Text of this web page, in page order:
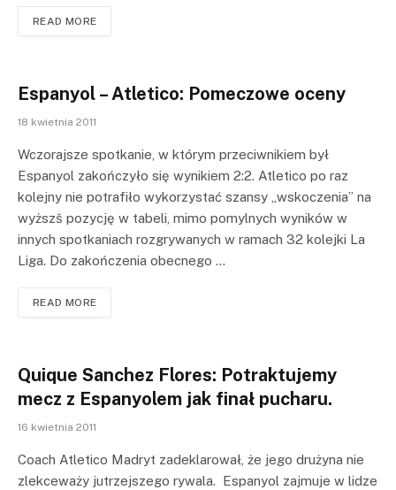
READ MORE
Espanyol – Atletico: Pomeczowe oceny
18 kwietnia 2011
Wczorajsze spotkanie, w którym przeciwnikiem był
Espanyol zakończyło się wynikiem 2:2. Atletico po raz
kolejny nie potrafiło wykorzystać szansy „wskoczenia” na
wyższš pozycję w tabeli, mimo pomylnych wyników w
innych spotkaniach rozgrywanych w ramach 32 kolejki La
Liga. Do zakończenia obecnego …
READ MORE
Quique Sanchez Flores: Potraktujemy
mecz z Espanyolem jak finał pucharu.
16 kwietnia 2011
Coach Atletico Madryt zadeklarował, że jego drużyna nie
zlekceważy jutrzejszego rywala. Espanyol zajmuje w lidze